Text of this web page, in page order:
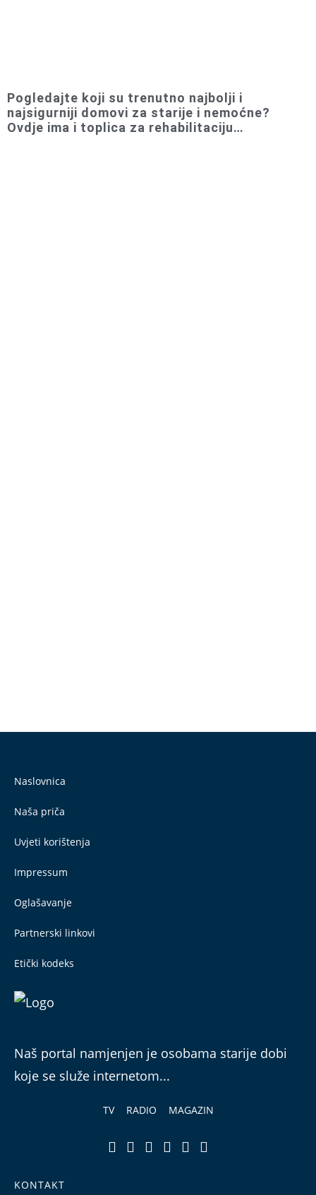
Pogledajte koji su trenutno najbolji i
najsigurniji domovi za starije i nemoćne?
Ovdje ima i toplica za rehabilitaciju…
Naslovnica
Naša priča
Uvjeti korištenja
Impressum
Oglašavanje
Partnerski linkovi
Etički kodeks
Naš portal namjenjen je osobama starije dobi
koje se služe internetom...
TV RADIO MAGAZIN
KONTAKT